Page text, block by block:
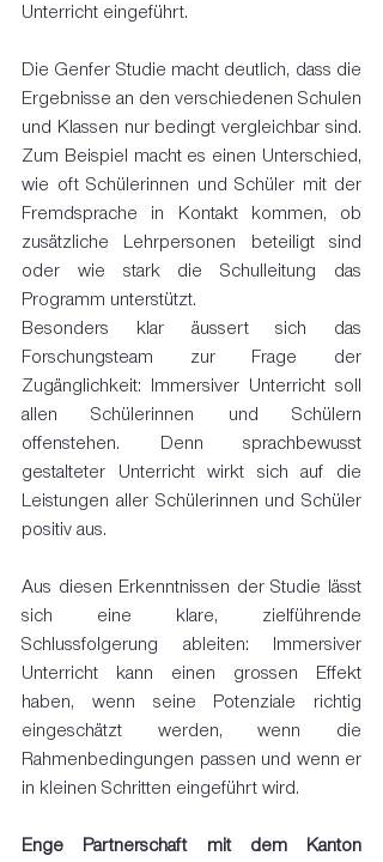
Unterricht eingeführt.
Die Genfer Studie macht deutlich, dass die
Ergebnisse an den verschiedenen Schulen
und Klassen nur bedingt vergleichbar sind.
Zum Beispiel macht es einen Unterschied,
wie oft Schülerinnen und Schüler mit der
Fremdsprache in Kontakt kommen, ob
zusätzliche Lehrpersonen beteiligt sind
oder wie stark die Schulleitung das
Programm unterstützt.
Besonders klar äussert sich das
Forschungsteam zur Frage der
Zugänglichkeit: Immersiver Unterricht soll
allen Schülerinnen und Schülern
offenstehen. Denn sprachbewusst
gestalteter Unterricht wirkt sich auf die
Leistungen aller Schülerinnen und Schüler
positiv aus.
Aus diesen Erkenntnissen der Studie lässt
sich eine klare, zielführende
Schlussfolgerung ableiten: Immersiver
Unterricht kann einen grossen Effekt
haben, wenn seine Potenziale richtig
eingeschätzt werden, wenn die
Rahmenbedingungen passen und wenn er
in kleinen Schritten eingeführt wird.
Enge Partnerschaft mit dem Kanton